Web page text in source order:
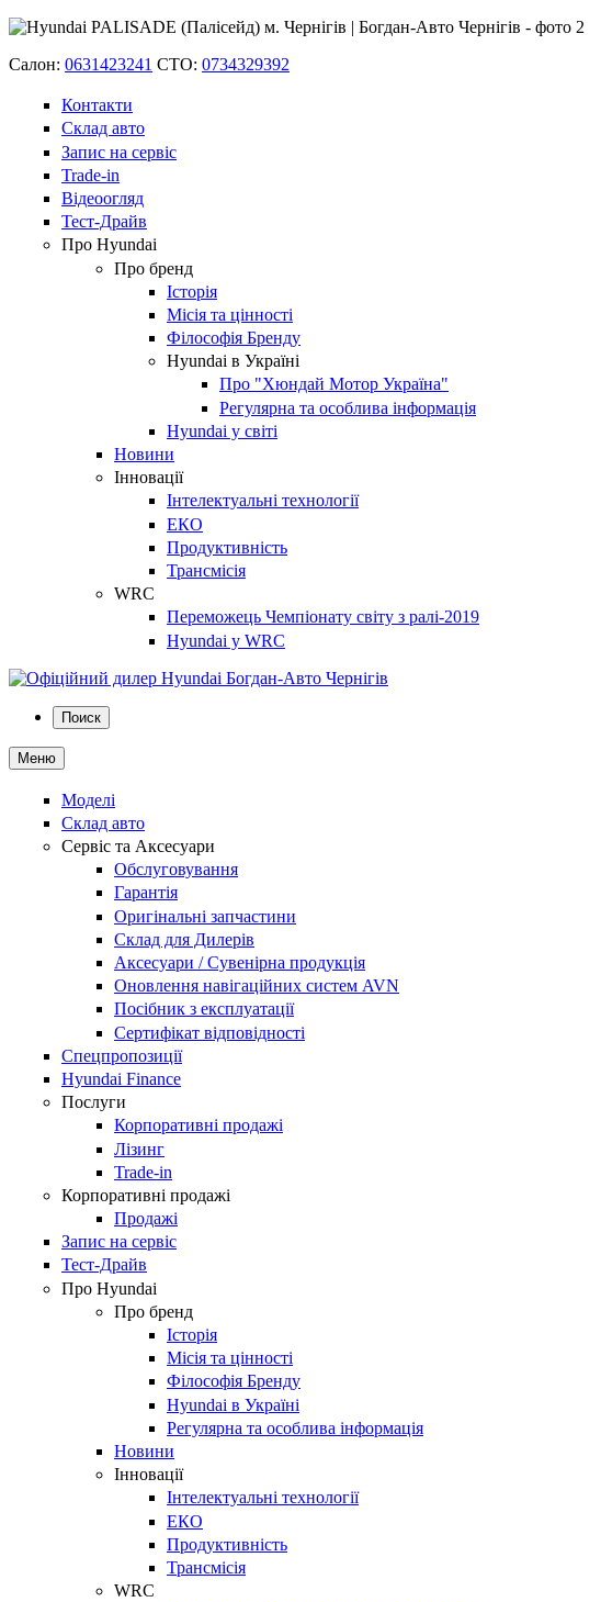
Салон: 0631423241 СТО: 0734329392
Контакти
Склад авто
Запис на сервіс
Trade-in
Відеоогляд
Тест-Драйв
Про Hyundai
Про бренд
Історія
Місія та цінності
Філософія Бренду
Hyundai в Україні
Про "Хюндай Мотор Україна"
Регулярна та особлива інформація
Hyundai у світі
Новини
Інновації
Інтелектуальні технології
ЕКО
Продуктивність
Трансмісія
WRC
Переможець Чемпіонату світу з ралі-2019
Hyundai у WRC
Поиск
Меню
Моделі
Склад авто
Сервіс та Аксесуари
Обслуговування
Гарантія
Оригінальні запчастини
Склад для Дилерів
Аксесуари / Сувенірна продукція
Оновлення навігаційних систем AVN
Посібник з експлуатації
Сертифікат відповідності
Спецпропозиції
Hyundai Finance
Послуги
Корпоративні продажі
Лізинг
Trade-in
Корпоративні продажі
Продажі
Запис на сервіс
Тест-Драйв
Про Hyundai
Про бренд
Історія
Місія та цінності
Філософія Бренду
Hyundai в Україні
Регулярна та особлива інформація
Новини
Інновації
Інтелектуальні технології
ЕКО
Продуктивність
Трансмісія
WRC